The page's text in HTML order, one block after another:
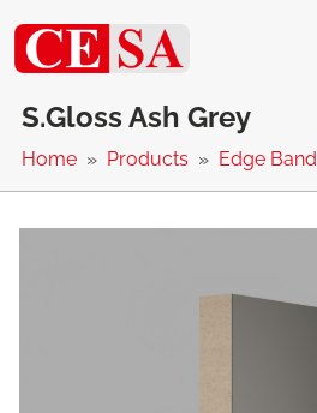
S.Gloss Ash Grey
Home Products Edge Band